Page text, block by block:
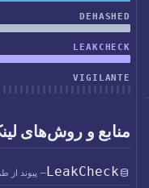
DEHASHED
LEAKCHECK
VIGILANTE
منابع و روش‌های
LeakCheck— پیوند از